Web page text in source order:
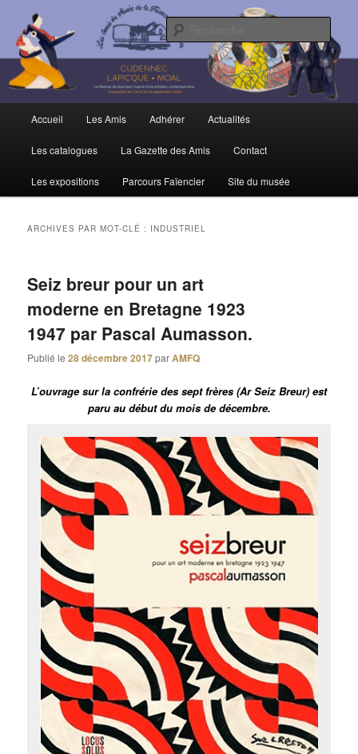
contenu
principal
contenu
secondaireAmis du Musée et de la Faïence de
Quimper
Trois siècles de tradition faïencière
principal
Accueil Les Amis Adhérer Actualités
Les catalogues La Gazette des Amis Contact
Les expositions Parcours Faïencier Site du musée
ARCHIVES PAR MOT-CLÉ : INDUSTRIEL
Seiz breur pour un art
moderne en Bretagne 1923
1947 par Pascal Aumasson.
Publié le28 décembre 2017parAMFQ
L’ouvrage sur la confrérie des sept frères (Ar Seiz Breur) est
paru au début du mois de décembre.